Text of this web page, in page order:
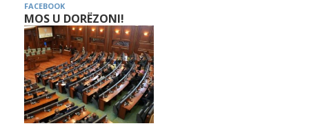
FACEBOOK
MOS U DORËZONI!